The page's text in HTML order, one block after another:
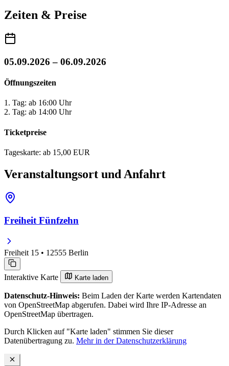
Zeiten & Preise
05.09.2026 – 06.09.2026
Öffnungszeiten
1. Tag: ab 16:00 Uhr
2. Tag: ab 14:00 Uhr
Ticketpreise
Tageskarte: ab 15,00 EUR
Veranstaltungsort und Anfahrt
Freiheit Fünfzehn
Freiheit 15 • 12555 Berlin
Interaktive Karte Karte laden
Datenschutz-Hinweis: Beim Laden der Karte werden Kartendaten
von OpenStreetMap abgerufen. Dabei wird Ihre IP-Adresse an
OpenStreetMap übertragen.
Durch Klicken auf "Karte laden" stimmen Sie dieser
Datenübertragung zu. Mehr in der Datenschutzerklärung